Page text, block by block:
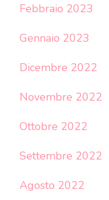
Febbraio 2023
Gennaio 2023
Dicembre 2022
Novembre 2022
Ottobre 2022
Settembre 2022
Agosto 2022